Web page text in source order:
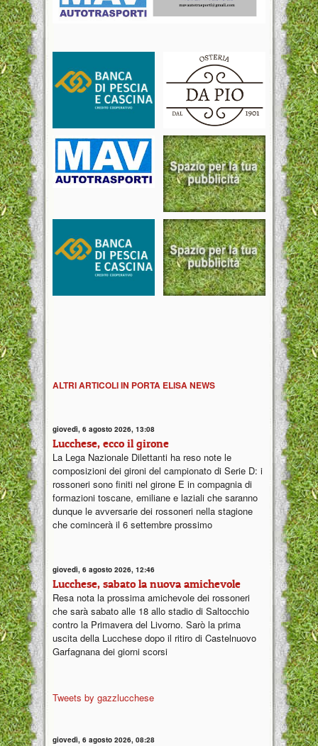
ALTRI ARTICOLI IN PORTA ELISA NEWS
giovedì, 6 agosto 2026, 13:08
Lucchese, ecco il girone
La Lega Nazionale Dilettanti ha reso note le
composizioni dei gironi del campionato di Serie D: i
rossoneri sono finiti nel girone E in compagnia di
formazioni toscane, emiliane e laziali che saranno
dunque le avversarie dei rossoneri nella stagione
che comincerà il 6 settembre prossimo
giovedì, 6 agosto 2026, 12:46
Lucchese, sabato la nuova amichevole
Resa nota la prossima amichevole dei rossoneri
che sarà sabato alle 18 allo stadio di Saltocchio
contro la Primavera del Livorno. Sarò la prima
uscita della Lucchese dopo il ritiro di Castelnuovo
Garfagnana dei giorni scorsi
Tweets by gazzlucchese
giovedì, 6 agosto 2026, 08:28